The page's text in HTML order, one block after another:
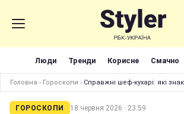
Люди Тренди Корисне Смачно
Головна › Гороскопи › Справжні шеф-кухарі: які
ГОРОСКОПИ 18 червня 2026 · 23:59